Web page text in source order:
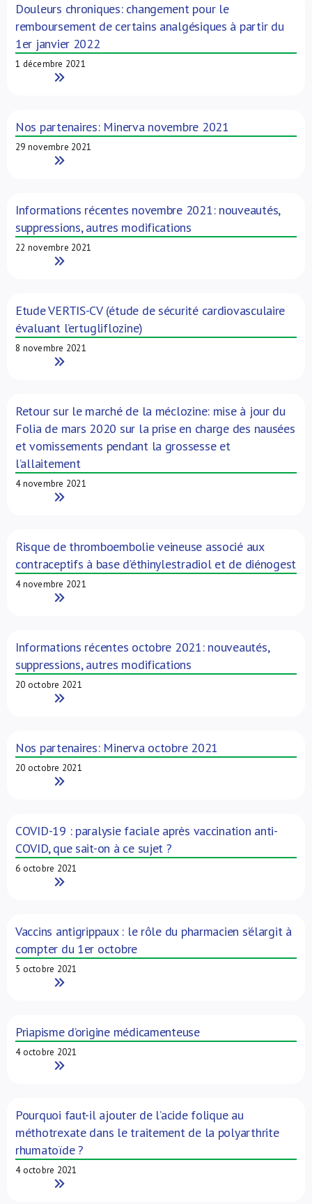
Douleurs chroniques: changement pour le
remboursement de certains analgésiques à partir du
1er janvier 2022
1 décembre 2021
Read More
Nos partenaires: Minerva novembre 2021
29 novembre 2021
Read More
Informations récentes novembre 2021: nouveautés,
suppressions, autres modifications
22 novembre 2021
Read More
Etude VERTIS-CV (étude de sécurité cardiovasculaire
évaluant l’ertugliflozine)
8 novembre 2021
Read More
Retour sur le marché de la méclozine: mise à jour du
Folia de mars 2020 sur la prise en charge des nausées
et vomissements pendant la grossesse et
l’allaitement
4 novembre 2021
Read More
Risque de thromboembolie veineuse associé aux
contraceptifs à base d’éthinylestradiol et de diénogest
4 novembre 2021
Read More
Informations récentes octobre 2021: nouveautés,
suppressions, autres modifications
20 octobre 2021
Read More
Nos partenaires: Minerva octobre 2021
20 octobre 2021
Read More
COVID-19 : paralysie faciale après vaccination anti-
COVID, que sait-on à ce sujet ?
6 octobre 2021
Read More
Vaccins antigrippaux : le rôle du pharmacien s’élargit à
compter du 1er octobre
5 octobre 2021
Read More
Priapisme d’origine médicamenteuse
4 octobre 2021
Read More
Pourquoi faut-il ajouter de l’acide folique au
méthotrexate dans le traitement de la polyarthrite
rhumatoïde ?
4 octobre 2021
Read More